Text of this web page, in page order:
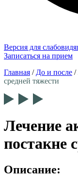
Версия для
Записаться на прием
Главная / До и после /
средней тяжести
Лечение
постакне
Описание: